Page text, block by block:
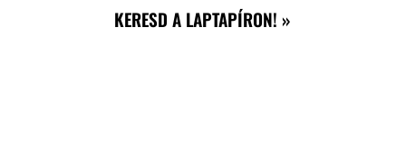
KERESD A LAPTAPÍRON! »